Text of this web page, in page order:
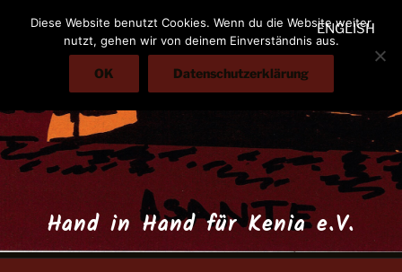
Inhalt
Hand in Hand für Kenia e.V.
ENGLISH
Diese Website benutzt Cookies. Wenn du die Website weiter
nutzt, gehen wir von deinem Einverständnis aus.
OK Datenschutzerklärung